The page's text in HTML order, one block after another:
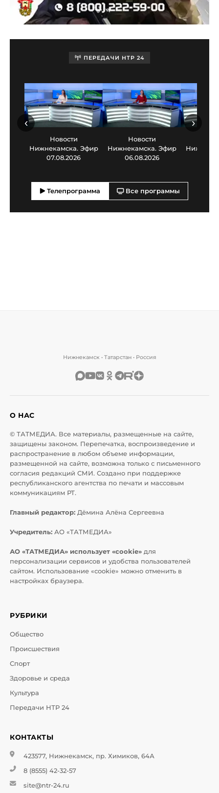
ПЕРЕДАЧИ НТР 24
Новости
Нижнекамска. Эфир
07.08.2026
Новости
Нижнекамска. Эфир
06.08.2026
‹ ›
Телепрограмма Все программы
Нижнекамск • Татарстан • Россия
О НАС
© ТАТМЕДИА. Все материалы, размещенные на сайте,
защищены законом. Перепечатка, воспроизведение и
распространение в любом объеме информации,
размещенной на сайте, возможна только с письменного
согласия редакций СМИ. Создано при поддержке
республиканского агентства по печати и массовым
коммуникациям РТ.
Главный редактор: Дёмина Алёна Сергеевна
Учредитель: АО «ТАТМЕДИА»
АО «ТАТМЕДИА» использует «cookie» для
персонализации сервисов и удобства пользователей
сайтом. Использование «cookie» можно отменить в
настройках браузера.
РУБРИКИ
Общество
Происшествия
Спорт
Здоровье и среда
Культура
Передачи НТР 24
КОНТАКТЫ
423577, Нижнекамск, пр. Химиков, 64А
8 (8555) 42-32-57
site@ntr-24.ru